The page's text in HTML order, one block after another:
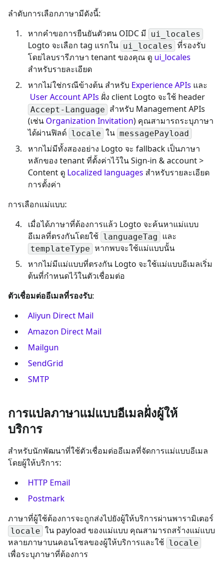
ลำดับการเลือกภาษามีดังนี้:
หากคำขอการยืนยันตัวตน OIDC มี ui_locales
Logto จะเลือก tag แรกใน ui_locales ที่รองรับ
โดยไลบรารีภาษา tenant ของคุณ ดู ui_locales
สำหรับรายละเอียด
หากไม่ใช่กรณีข้างต้น สำหรับ Experience APIs และ
User Account APIs ฝั่ง client Logto จะใช้ header
Accept-Language สำหรับ Management APIs
(เช่น Organization Invitation) คุณสามารถระบุภาษา
ได้ผ่านฟิลด์ locale ใน messagePayload
หากไม่มีทั้งสองอย่าง Logto จะ fallback เป็นภาษา
หลักของ tenant ที่ตั้งค่าไว้ใน Sign-in & account >
Content ดู Localized languages สำหรับรายละเอียด
การตั้งค่า
การเลือกแม่แบบ:
เมื่อได้ภาษาที่ต้องการแล้ว Logto จะค้นหาแม่แบบ
อีเมลที่ตรงกันโดยใช้ languageTag และ
templateType หากพบจะใช้แม่แบบนั้น
หากไม่มีแม่แบบที่ตรงกัน Logto จะใช้แม่แบบอีเมลเริ่ม
ต้นที่กำหนดไว้ในตัวเชื่อมต่อ
ตัวเชื่อมต่ออีเมลที่รองรับ:
Aliyun Direct Mail
Amazon Direct Mail
Mailgun
SendGrid
SMTP
การแปลภาษาแม่แบบอีเมลฝั่งผู้ให้
บริการ
สำหรับนักพัฒนาที่ใช้ตัวเชื่อมต่ออีเมลที่จัดการแม่แบบอีเมล
โดยผู้ให้บริการ:
HTTP Email
Postmark
ภาษาที่ผู้ใช้ต้องการจะถูกส่งไปยังผู้ให้บริการผ่านพารามิเตอร์
locale ใน payload ของแม่แบบ คุณสามารถสร้างแม่แบบ
หลายภาษาบนคอนโซลของผู้ให้บริการและใช้ locale
เพื่อระบุภาษาที่ต้องการ